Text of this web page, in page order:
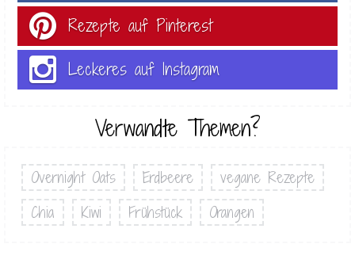
Rezepte auf Pinterest
Leckeres auf Instagram
Verwandte Themen?
Overnight Oats Erdbeere
vegane Rezepte
Chia
Kiwi Frühstück Orangen